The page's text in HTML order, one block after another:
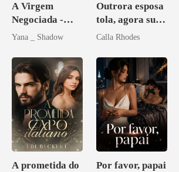
A Virgem
Negociada -
Uma flor para o
Yana _ Shadow
Outrora esposa
tola, agora sua
obsessão eterna
Calla Rhodes
A prometida do
Por favor, papai